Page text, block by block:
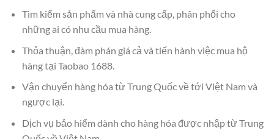
Tìm kiếm sản phẩm và nhà cung cấp, phân phối cho
những ai có nhu cầu mua hàng.
Thỏa thuận, đàm phán giá cả và tiến hành việc mua hộ
hàng tại Taobao 1688.
Vận chuyển hàng hóa từ Trung Quốc về tới Việt Nam và
ngược lại.
Dịch vụ bảo hiểm dành cho hàng hóa được nhập từ Trung